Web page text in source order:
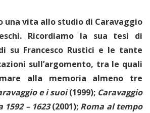
una vita allo studio di Caravaggio
Ricordiamo la sua tesi di
su Francesco Rustici e le tante
sull’argomento, tra le quali
alla memoria almeno tre
e i suoi(1999); Caravaggio
– 1623(2001); Roma al tempo